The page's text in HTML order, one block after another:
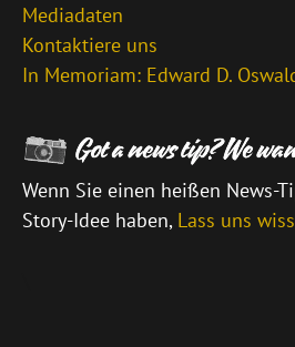
Mediadaten
Kontaktiere uns
In Memoriam: Edward D.
Wenn Sie einen heißen News-
Story-Idee haben, Lass uns